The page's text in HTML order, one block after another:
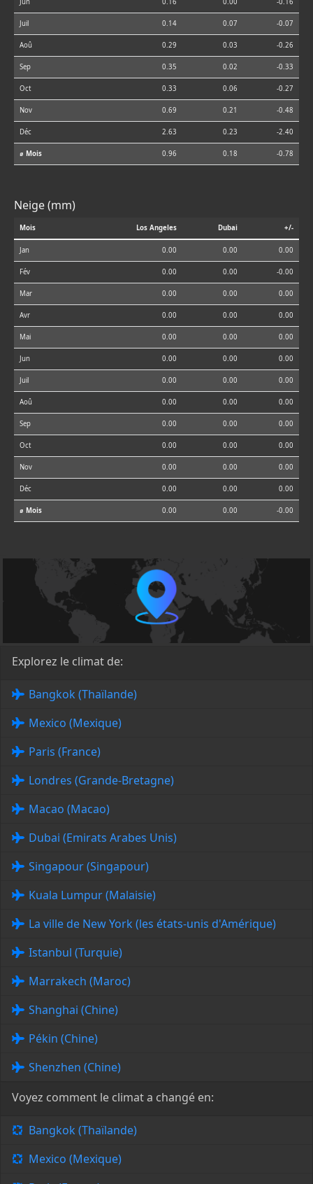
Jun 0.16 0.00 -0.16
Juil 0.14 0.07 -0.07
Aoû 0.29 0.03 -0.26
Sep 0.35 0.02 -0.33
Oct 0.33 0.06 -0.27
Nov 0.69 0.21 -0.48
Déc 2.63 0.23 -2.40
⌀ Mois 0.96 0.18 -0.78
Neige (mm)
Mois Los Angeles Dubai +/-
Jan 0.00 0.00 0.00
Fév 0.00 0.00 -0.00
Mar 0.00 0.00 0.00
Avr 0.00 0.00 0.00
Mai 0.00 0.00 0.00
Jun 0.00 0.00 0.00
Juil 0.00 0.00 0.00
Aoû 0.00 0.00 0.00
Sep 0.00 0.00 0.00
Oct 0.00 0.00 0.00
Nov 0.00 0.00 0.00
Déc 0.00 0.00 0.00
⌀ Mois 0.00 0.00 -0.00
Explorez le climat de:
Bangkok (Thaïlande)
Mexico (Mexique)
Paris (France)
Londres (Grande-Bretagne)
Macao (Macao)
Dubai (Emirats Arabes Unis)
Singapour (Singapour)
Kuala Lumpur (Malaisie)
La ville de New York (les états-unis d'Amérique)
Istanbul (Turquie)
Marrakech (Maroc)
Shanghai (Chine)
Pékin (Chine)
Shenzhen (Chine)
Voyez comment le climat a changé en:
Bangkok (Thaïlande)
Mexico (Mexique)